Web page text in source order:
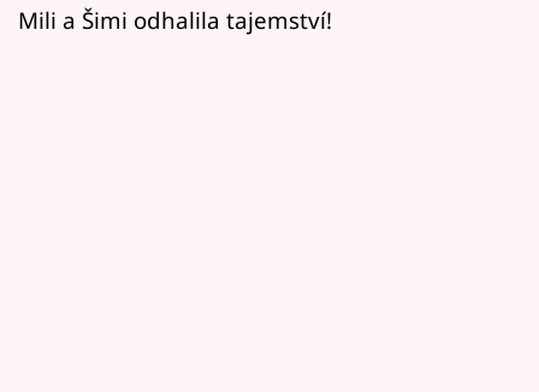
Mili a Šimi odhalila tajemství!